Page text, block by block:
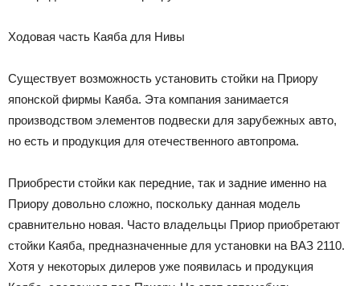
Ходовая часть Каяба для Нивы
Существует возможность установить стойки на Приору
японской фирмы Каяба. Эта компания занимается
производством элементов подвески для зарубежных авто,
но есть и продукция для отечественного автопрома.
Приобрести стойки как передние, так и задние именно на
Приору довольно сложно, поскольку данная модель
сравнительно новая. Часто владельцы Приор приобретают
стойки Каяба, предназначенные для установки на ВАЗ 2110.
Хотя у некоторых дилеров уже появилась и продукция